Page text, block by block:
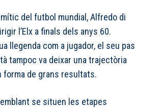
del futbol mundial, Alfredo di
l’Elx a finals dels anys 60.
llegenda com a jugador, el seu pas
tampoc va deixar una trajectòria
forma de grans resultats.
se situen les etapes